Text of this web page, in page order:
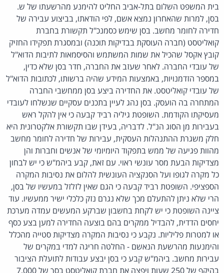
בית המשפט השלום בתל-אביב החליט להימנע מהרשעתו של ש.
בסן, למרות שהאחרון נמצא אשם, לפי הודאתו, בביצוע עבירה של
חדירה לחומר מחשב. בסן שימש כסמנכ"ל תקשורת בחברת
קואליטסט (חברה העוסקת בבדיקות תוכנה) ובמסגרת תפקידו החזיק
קובץ אקסל שהכיל את שמות המשתמש והסיסמאות לתיבות הדוא"ל
של עובדי החברה. לאחר שעזב את החברה, חדר בסן שלא כדין,
במספר הזדמנויות, באמצעות המידע שהיה ברשותו, לכתובות הדוא"ל
של עובדי קואליטסט. את החדירה ביצע בסן ממחשבי החברה
המתחרה בה הועסק. בסן נהג לעיין בתכנים עסקיים שנשלחו לעובדי
מעסיקתו הקודמת. השופטת גיליה רביד קבעה כי אין להקל ראש
בעבירות מן הסוג הנ"ל. לדבריה, בעידן שבו תקשורת אלקטרונית היא
חלק משגרת ההתנהלות העסקית, עבירות של חדירה לחומר מחשב
מהוות פגיעה של ממש בתפקוד היומיומי של אנשים וחברות והן
מצדיקות הבעת מסר עונשי ראוי. עם זאת, קבע ביהמ"ש כי יש לבחון
כל מקרה לגופו ועל הסנקציה העונשית להלום את נסיבות המקרה
הספציפי. השופטת רביד קבעה כי הגם שאין לזלזל במעשיו של בסן,
הרי שלא ניתן להתעלם מכך שלא נגרם נזק כלכלי ישיר ממעשיו. עוד
ציינה השופטת כי יש לקחת בחשבון שברקע המעשים עמדה מערכת
יחסים הדדית, להבדיל ממקרים בהם בוצעה החדירה למען בצע כסף
או למטרות פליליות. נקבע כי נסיבות המקרה מצדיקות סטייה מהכלל
והימנעות מהרשעת הנאשם - החלטה חריגה למדי במקרים של
עבירות מחשב. ביהמ"ש קבע כי בסן יבצע עבודות לתועלת הציבור
בהיקף של 250 שעות ויפצה את חברת קואליטסט בסך של 7,000